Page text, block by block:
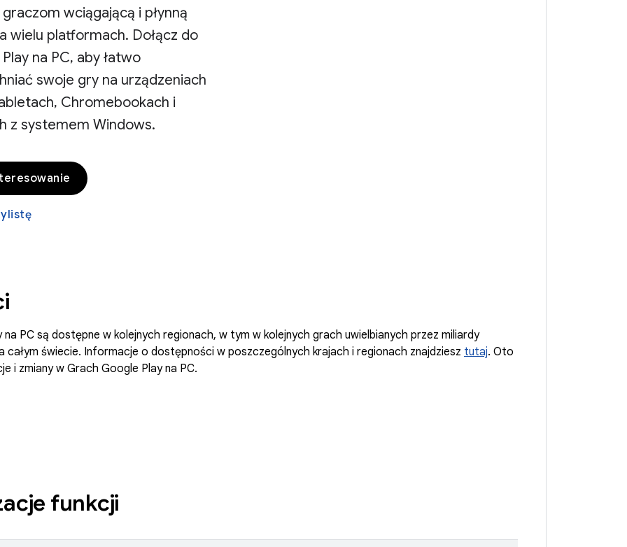
wciągającą i płynną
wielu platformach. Dołącz do
na PC, aby łatwo
swoje gry na urządzeniach
Chromebookach i
z systemem Windows.
na PC są dostępne w kolejnych regionach, w tym w kolejnych grach uwielbianych przez miliardy
całym świecie. Informacje o dostępności w poszczególnych krajach i regionach znajdziesz tutaj. Oto
i zmiany w Grach Google Play na PC.
funkcji